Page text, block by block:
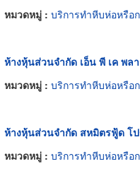
หมวดหมู่ : บริการทำหีบห่อหรือ
ห้างหุ้นส่วนจำกัด เอ็น พี เค พล
หมวดหมู่ : บริการทำหีบห่อหรือ
ห้างหุ้นส่วนจำกัด สหมิตรฟู้ด โ
หมวดหมู่ : บริการทำหีบห่อหรือ